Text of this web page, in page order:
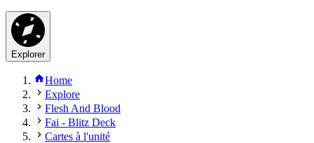
Explorer
Home
Explore
Flesh And Blood
Fai - Blitz Deck
Cartes à l'unité